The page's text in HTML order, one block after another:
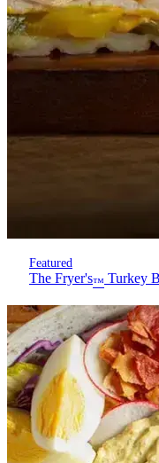
Featured
The Fryer's™ Turkey